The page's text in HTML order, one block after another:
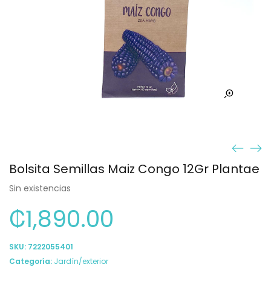
Bolsita Semillas Maiz Congo 12Gr Plantae
Sin existencias
₡1,890.00
SKU: 7222055401
Categoría: Jardín/exterior